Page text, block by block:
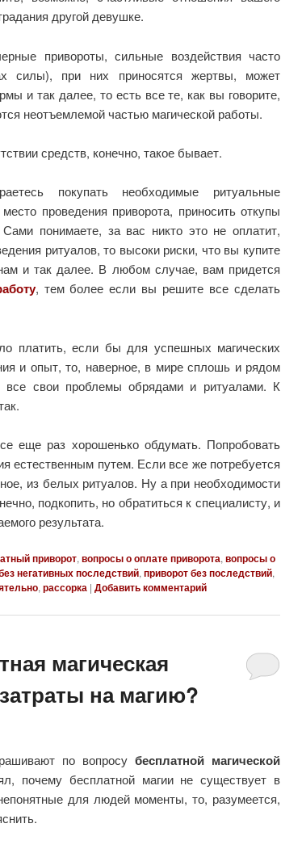
другой девушке.
привороты, сильные воздействия часто
силы), при них приносятся жертвы, может
и так далее, то есть все те, как вы говорите,
неотъемлемой частью магической работы.
средств, конечно, такое бывает.
покупать необходимые ритуальные
проведения приворота, приносить откупы
понимаете, за вас никто это не оплатит,
ритуалов, то высоки риски, что вы купите
и так далее. В любом случае, вам придется
, тем более если вы решите все сделать
платить, если бы для успешных магических
и опыт, то, наверное, в мире сплошь и рядом
свои проблемы обрядами и ритуалами. К
еще раз хорошенько обдумать. Попробовать
естественным путем. Если все же потребуется
из белых ритуалов. Ну а при необходимости
подкопить, но обратиться к специалисту, и
результата.
приворот,вопросы о оплате приворота,вопросы о
негативных последствий,приворот без последствий,
,рассорка | Добавить комментарий
магическая
на магию?
по вопросу бесплатной магической
почему бесплатной магии не существует в
для людей моменты, то, разумеется,